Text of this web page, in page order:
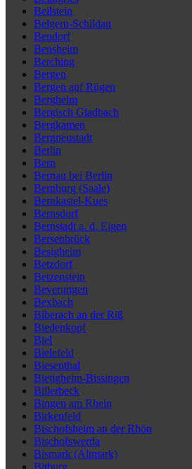
Beilstein
Belgern-Schildau
Bendorf
Bensheim
Berching
Bergen
Bergen auf Rügen
Bergheim
Bergisch Gladbach
Bergkamen
Bergneustadt
Berlin
Bern
Bernau bei Berlin
Bernburg (Saale)
Bernkastel-Kues
Bernsdorf
Bernstadt a. d. Eigen
Bersenbrück
Besigheim
Betzdorf
Betzenstein
Beverungen
Bexbach
Biberach an der Riß
Biedenkopf
Biel
Bielefeld
Biesenthal
Bietigheim-Bissingen
Billerbeck
Bingen am Rhein
Birkenfeld
Bischofsheim an der Rhön
Bischofswerda
Bismark (Altmark)